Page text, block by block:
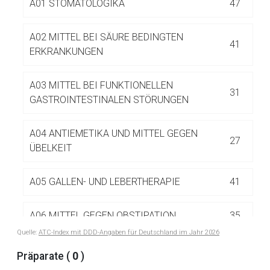
A01 STOMATOLOGIKA 47
A02 MITTEL BEI SÄURE BEDINGTEN
ERKRANKUNGEN
41
A03 MITTEL BEI FUNKTIONELLEN
GASTROINTESTINALEN STÖRUNGEN
31
A04 ANTIEMETIKA UND MITTEL GEGEN
ÜBELKEIT
27
A05 GALLEN- UND LEBERTHERAPIE 41
A06 MITTEL GEGEN OBSTIPATION 35
A07 ANTIDIARRHOIKA UND INTESTINALE
ANTIPHLOGISTIKA/ANTIINFEKTIVA
Quelle: ATC-Index mit DDD-Angaben für Deutschland im Jahr 2026
Präparate ( 0 )